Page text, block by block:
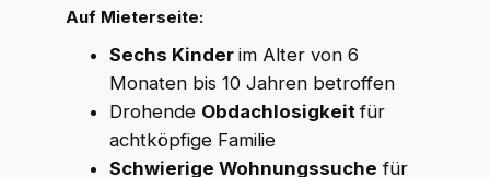
Auf Mieterseite:
Sechs Kinder im Alter von 6
Monaten bis 10 Jahren betroffen
Drohende Obdachlosigkeitfür
achtköpfige Familie
Schwierige Wohnungssuche für